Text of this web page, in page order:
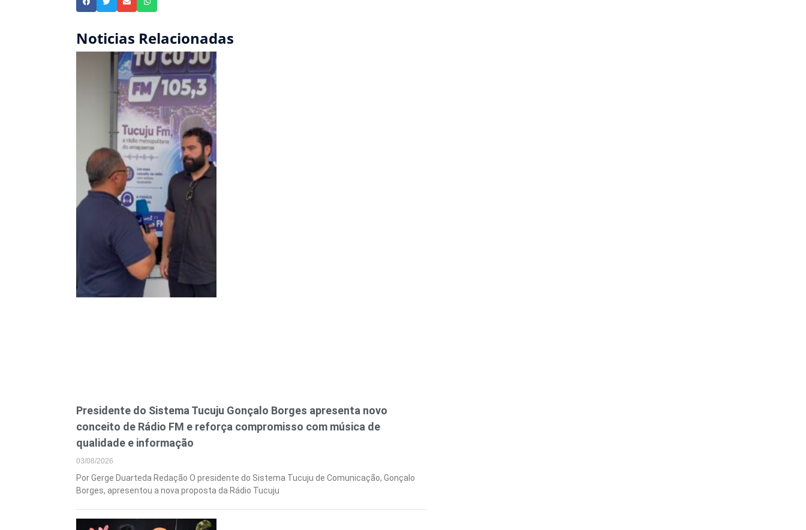
Noticias Relacionadas
Presidente do Sistema Tucuju Gonçalo Borges apresenta novo
conceito de Rádio FM e reforça compromisso com música de
qualidade e informação
03/08/2026
Por Gerge Duarteda Redação O presidente do Sistema Tucuju de Comunicação, Gonçalo
Borges, apresentou a nova proposta da Rádio Tucuju